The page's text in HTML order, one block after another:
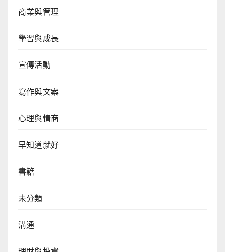
商業與管理
學習與成長
宣傳活動
寫作與文案
心理與情商
早知道就好
書籍
未分類
溝通